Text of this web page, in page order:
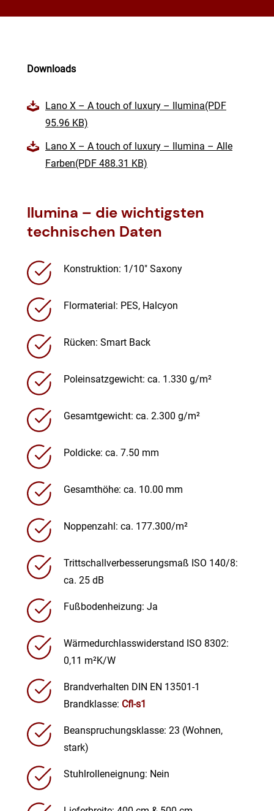
Downloads
Lano X – A touch of luxury – Ilumina(PDF
95.96 KB)
Lano X – A touch of luxury – Ilumina – Alle
Farben(PDF 488.31 KB)
Ilumina – die wichtigsten
technischen Daten
Konstruktion: 1/10″ Saxony
Flormaterial: PES, Halcyon
Rücken: Smart Back
Poleinsatzgewicht: ca. 1.330 g/m²
Gesamtgewicht: ca. 2.300 g/m²
Poldicke: ca. 7.50 mm
Gesamthöhe: ca. 10.00 mm
Noppenzahl: ca. 177.300/m²
Trittschallverbesserungsmaß ISO 140/8:
ca. 25 dB
Fußbodenheizung: Ja
Wärmedurchlasswiderstand ISO 8302:
0,11 m²K/W
Brandverhalten DIN EN 13501-1
Brandklasse: Cfl-s1
Beanspruchungsklasse: 23 (Wohnen,
stark)
Stuhlrolleneignung: Nein